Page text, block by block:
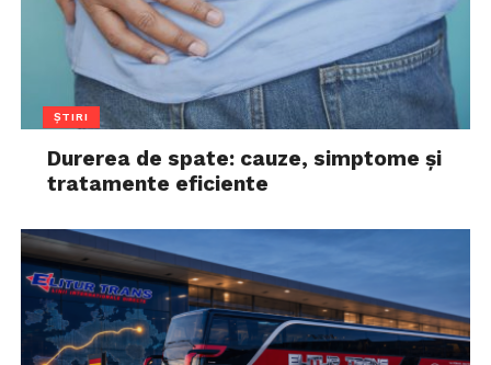
ȘTIRI
Durerea de spate: cauze, simptome și
tratamente eficiente